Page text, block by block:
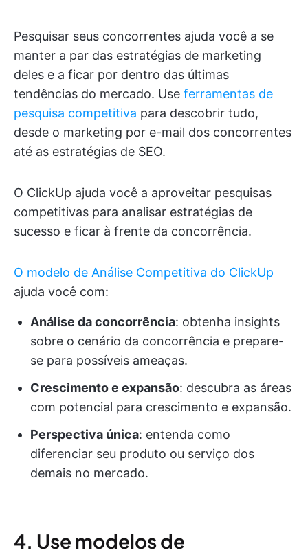
Pesquisar seus concorrentes ajuda você a se
manter a par das estratégias de marketing
deles e a ficar por dentro das últimas
tendências do mercado. Use ferramentas de
pesquisa competitiva para descobrir tudo,
desde o marketing por e-mail dos concorrentes
até as estratégias de SEO.
O ClickUp ajuda você a aproveitar pesquisas
competitivas para analisar estratégias de
sucesso e ficar à frente da concorrência.
O modelo de Análise Competitiva do ClickUp
ajuda você com:
Análise da concorrência: obtenha insights
sobre o cenário da concorrência e prepare-
se para possíveis ameaças.
Crescimento e expansão: descubra as áreas
com potencial para crescimento e expansão.
Perspectiva única: entenda como
diferenciar seu produto ou serviço dos
demais no mercado.
4. Use modelos de